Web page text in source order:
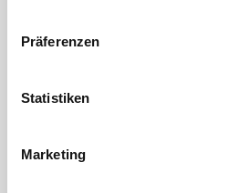
Präferenzen
Statistiken
Marketing
Halbrundkopf T-Star